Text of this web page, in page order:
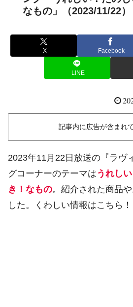
なもの」（2023/11/22）
X Facebook
LINE
記事内に広告が含まれ
2023年11月22日放送の『ラヴ
グコーナーのテーマはうれし
き！なもの。紹介された商品
した。くわしい情報はこちら！